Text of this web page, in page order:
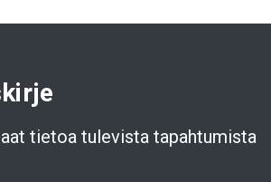
tietoa tulevista tapahtumista